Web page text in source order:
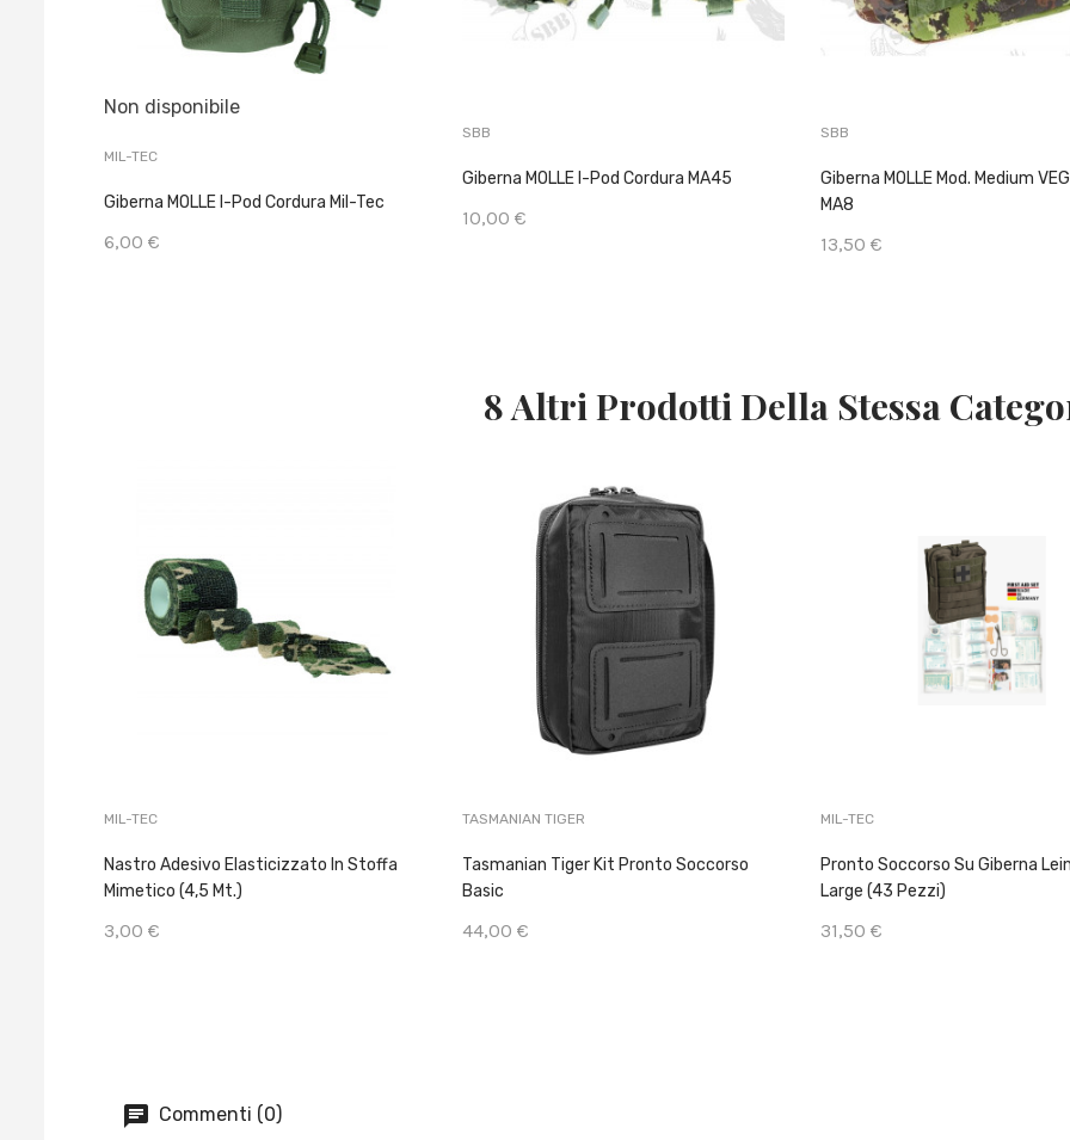
Non disponibile
MIL-TEC
Giberna MOLLE I-Pod Cordura Mil-Tec
6,00 €
SBB
Giberna MOLLE I-Pod Cordura MA45
10,00 €
SBB
Giberna MOLLE Mod. Medium
MA8
13,50 €
8 Altri Prodotti Della Stessa
MIL-TEC
Nastro Adesivo Elasticizzato In Stoffa
Mimetico (4,5 Mt.)
3,00 €
TASMANIAN TIGER
Tasmanian Tiger Kit Pronto Soccorso
Basic
44,00 €
MIL-TEC
Pronto Soccorso Su Giberna
Large (43 Pezzi)
31,50 €
Commenti (0)